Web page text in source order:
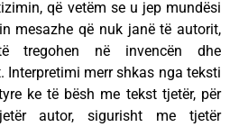
që vetëm se u jep mundësi
mesazhe që nuk janë të autorit,
tregohen në invencën dhe
Interpretimi merr shkas nga teksti
ke të bësh me tekst tjetër, për
autor, sigurisht me tjetër